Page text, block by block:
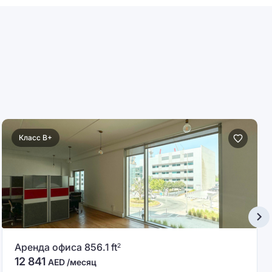
Класс B+
Аренда офиса 856.1 ft2
12 841 AED /месяц